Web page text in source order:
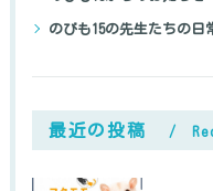
のびも15の先生たちの日
最近の投稿